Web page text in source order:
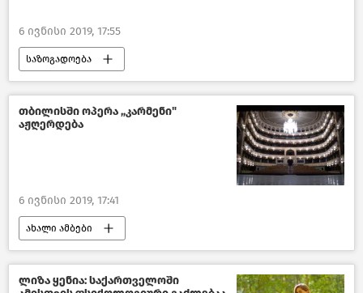
6 ივნისი 2019, 17:55
საზოგადოება
შემთხვევები საქართველოში
საქართველო
თბილისში ოპერა „კარმენი"
აჟღერდება
6 ივნისი 2019, 17:41
ახალი ამბები
კულტურა საქართველოში
თბილისი დღეს საქართველო
ლიზა ყენია: საქართველოში